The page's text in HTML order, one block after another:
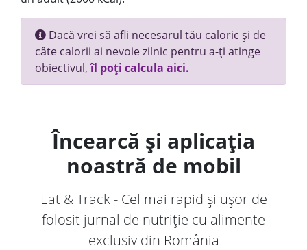
Dacă vrei să afli necesarul tău caloric și de
câte calorii ai nevoie zilnic pentru a-ți atinge
obiectivul,îl poți calcula aici.
Încearcă și aplicația
noastră de mobil
Eat & Track - Cel mai rapid și ușor de
folosit jurnal de nutriție cu alimente
exclusiv din România